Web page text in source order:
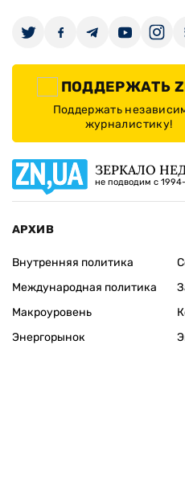
ПОДДЕРЖАТЬ
Поддержать
журналистику!
ЗЕРКАЛО
не подводим с
АРХИВ
Внутренняя политика
Международная политика
Макроуровень
Энергорынок